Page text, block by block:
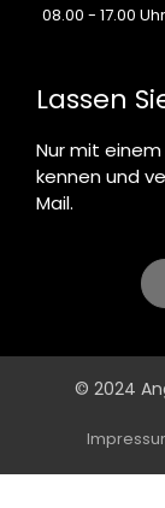
08.00 - 17.00 Uhr
Lassen
Nur mit
kennen und
Mail.
© 2024